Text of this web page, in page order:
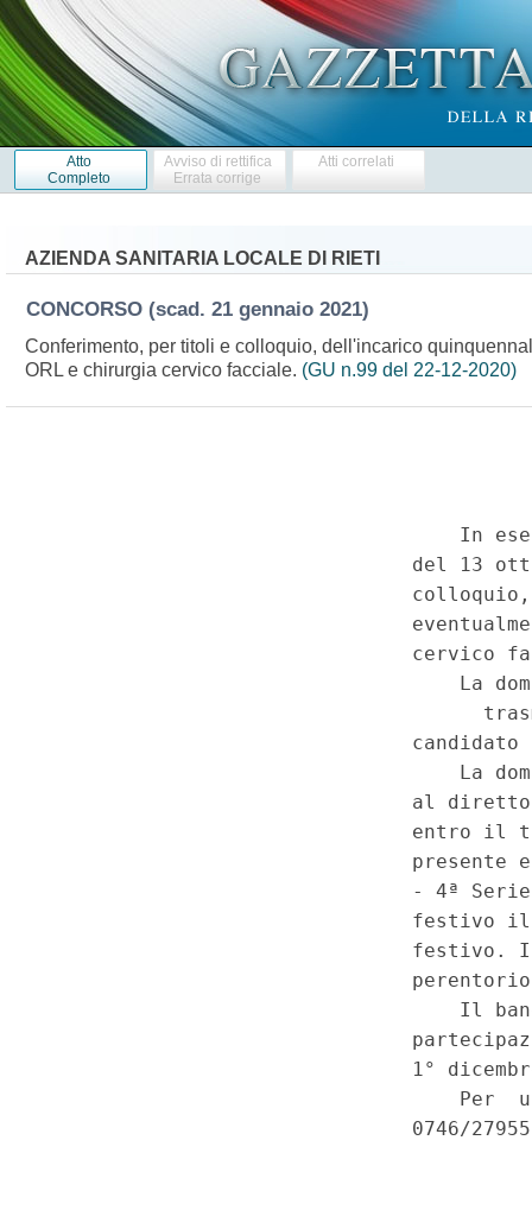
Atto
Completo
Avviso di rettifica
Errata corrige
Atti correlati
AZIENDA SANITARIA LOCALE DI RIETI
CONCORSO (scad. 21 gennaio 2021)
Conferimento, per titoli e colloquio, dell'incarico
ORL e chirurgia cervico facciale. (GU n.99 del 22-12-2020)